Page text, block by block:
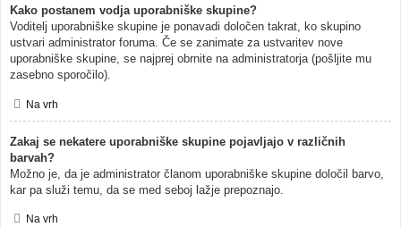
Kako postanem vodja uporabniške skupine?
Voditelj uporabniške skupine je ponavadi določen takrat, ko skupino
ustvari administrator foruma. Če se zanimate za ustvaritev nove
uporabniške skupine, se najprej obrnite na administratorja (pošljite mu
zasebno sporočilo).
Na vrh
Zakaj se nekatere uporabniške skupine pojavljajo v različnih
barvah?
Možno je, da je administrator članom uporabniške skupine določil barvo,
kar pa služi temu, da se med seboj lažje prepoznajo.
Na vrh